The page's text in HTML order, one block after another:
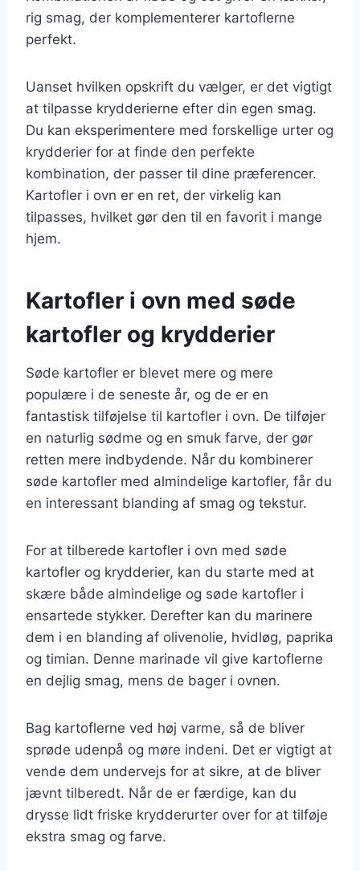
rig smag, der komplementerer kartoflerne
perfekt.
Uanset hvilken opskrift du vælger, er det vigtigt
at tilpasse krydderierne efter din egen smag.
Du kan eksperimentere med forskellige urter og
krydderier for at finde den perfekte
kombination, der passer til dine præferencer.
Kartofler i ovn er en ret, der virkelig kan
tilpasses, hvilket gør den til en favorit i mange
hjem.
Kartofler i ovn med søde
kartofler og krydderier
Søde kartofler er blevet mere og mere
populære i de seneste år, og de er en
fantastisk tilføjelse til kartofler i ovn. De tilføjer
en naturlig sødme og en smuk farve, der gør
retten mere indbydende. Når du kombinerer
søde kartofler med almindelige kartofler, får du
en interessant blanding af smag og tekstur.
For at tilberede kartofler i ovn med søde
kartofler og krydderier, kan du starte med at
skære både almindelige og søde kartofler i
ensartede stykker. Derefter kan du marinere
dem i en blanding af olivenolie, hvidløg, paprika
og timian. Denne marinade vil give kartoflerne
en dejlig smag, mens de bager i ovnen.
Bag kartoflerne ved høj varme, så de bliver
sprøde udenpå og møre indeni. Det er vigtigt at
vende dem undervejs for at sikre, at de bliver
jævnt tilberedt. Når de er færdige, kan du
drysse lidt friske krydderurter over for at tilføje
ekstra smag og farve.